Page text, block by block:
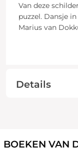
Van deze
puzzel. Dansje
Marius van
Details
BOEKEN VAN